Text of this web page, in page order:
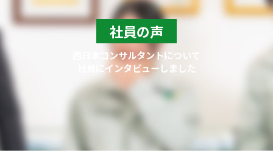
社員の声
西日本コンサルタントについて
社員にインタビューしました